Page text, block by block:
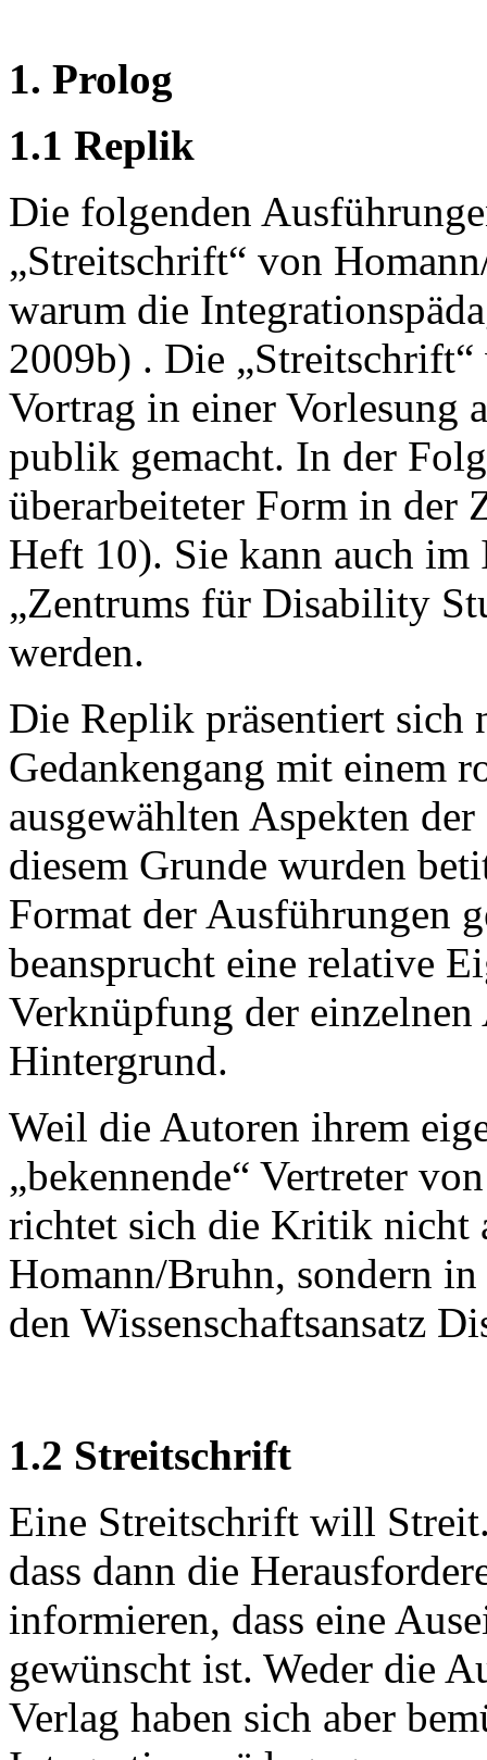
1. Prolog
1.1 Replik
Die folgenden
„Streitschrift“ von
warum die
2009b) . Die
Vortrag in einer Vorlesung
publik gemacht. In der
überarbeiteter Form in der
Heft 10). Sie kann auch im
„Zentrums für Disability
werden.
Die Replik präsentiert sich
Gedankengang mit einem
ausgewählten Aspekten
diesem Grunde wurden
Format der Ausführungen
beansprucht eine relative
Verknüpfung der
Hintergrund.
Weil die Autoren ihrem
„bekennende“ Vertreter
richtet sich die Kritik nicht
Homann/Bruhn, sondern
den Wissenschaftsansatz
1.2 Streitschrift
Eine Streitschrift will
dass dann die
informieren, dass eine
gewünscht ist. Weder die
Verlag haben sich aber